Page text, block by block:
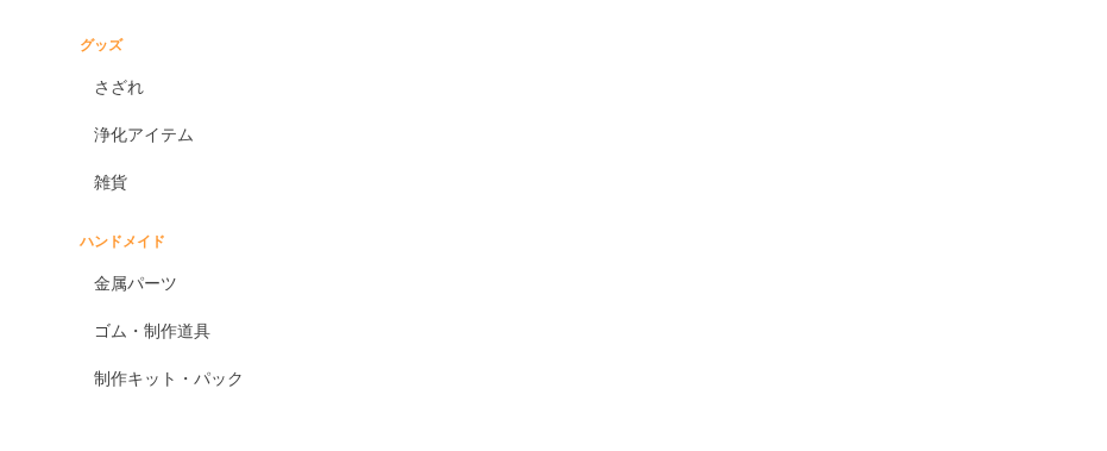
グッズ
さざれ
浄化アイテム
雑貨
ハンドメイド
金属パーツ
ゴム・制作道具
制作キット・パック